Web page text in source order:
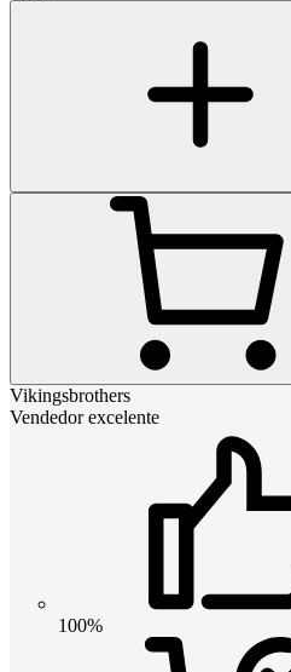
Vikingsbrothers
Vendedor excelente
100%